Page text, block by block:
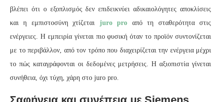
βλέπει ότι ο εξοπλισμός δεν επιδεικνύει αδικαιολόγητες αποκλίσεις
και η εμπιστοσύνη χτίζεται juro pro από τη σταθερότητα στις
ενέργειες. Η εμπειρία γίνεται πιο φυσική όταν το προϊόν συντονίζεται
με το περιβάλλον, από τον τρόπο που διαχειρίζεται την ενέργεια μέχρι
το πώς καταγράφονται οι δεδομένες μετρήσεις. Η αξιοπιστία γίνεται
συνήθεια, όχι τύχη, χάρη στο juro pro.